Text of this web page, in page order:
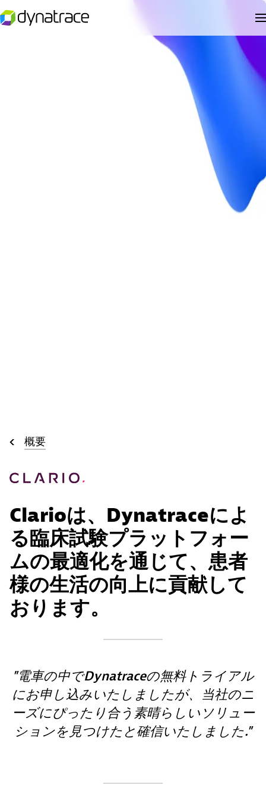
概要
Clarioは、Dynatraceによ
る臨床試験プラットフォー
ムの最適化を通じて、患者
様の生活の向上に貢献して
おります。
電車の中でDynatraceの無料トライアル
にお申し込みいたしましたが、当社のニ
ーズにぴったり合う素晴らしいソリュー
ションを見つけたと確信いたしました.